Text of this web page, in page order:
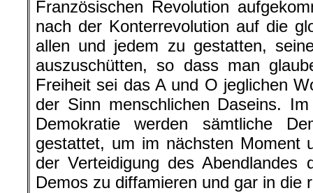
Französischen Revolution
nach der Konterrevolution auf die
allen und jedem zu gestatten,
auszuschütten, so dass man
Freiheit sei das A und O jeglichen
der Sinn menschlichen Daseins.
Demokratie werden sämtliche
gestattet, um im nächsten Moment
der Verteidigung des Abendlandes
Demos zu diffamieren und gar in die